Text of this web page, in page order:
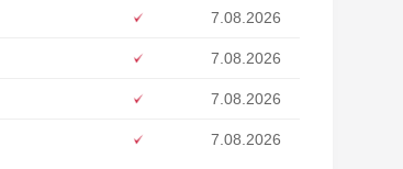
7.08.2026
7.08.2026
7.08.2026
7.08.2026